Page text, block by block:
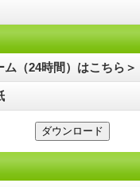
（24時間）はこちら＞